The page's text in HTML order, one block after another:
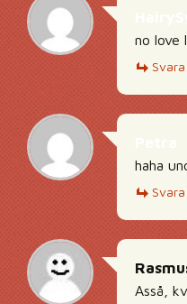
no love
Svara
haha
Svara
Asså,